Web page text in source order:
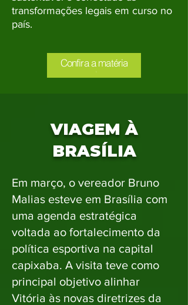
transformações legais em curso no
país.
Confira a matéria
VIAGEM À
BRASÍLIA
Em março, o vereador Bruno
Malias esteve em Brasília com
uma agenda estratégica
voltada ao fortalecimento da
política esportiva na capital
capixaba. A visita teve como
principal objetivo alinhar
Vitória às novas diretrizes da